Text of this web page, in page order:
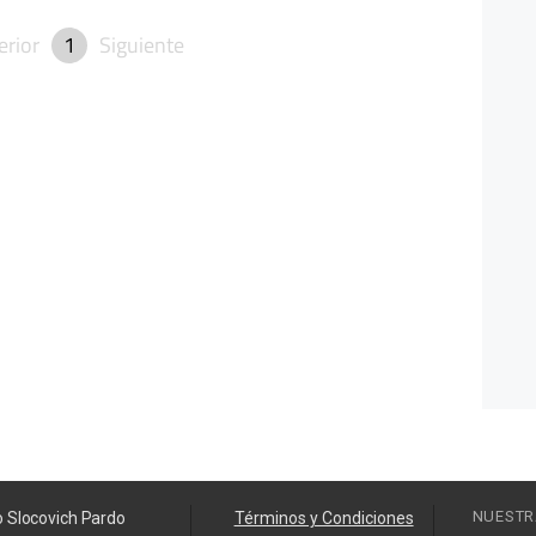
1 Siguiente
Slocovich Pardo Términos y Condiciones